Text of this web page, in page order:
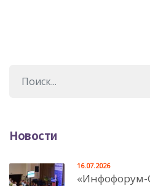
Новости
«Инфофорум-
16.07.2026